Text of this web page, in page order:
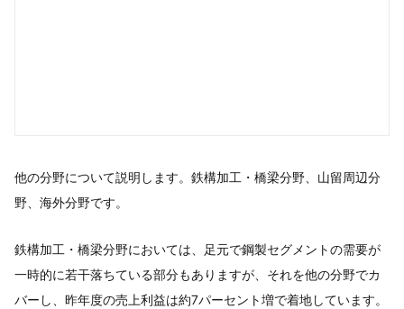
他の分野について説明します。鉄構加工・橋梁分野、山留周辺分
野、海外分野です。
鉄構加工・橋梁分野においては、足元で鋼製セグメントの需要が
一時的に若干落ちている部分もありますが、それを他の分野でカ
バーし、昨年度の売上利益は約7パーセント増で着地しています。